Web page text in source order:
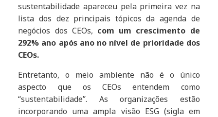
sustentabilidade apareceu pela primeira vez na
lista dos dez principais tópicos da agenda de
negócios dos CEOs, com um crescimento de
292% ano após ano no nível de prioridade dos
CEOs.
Entretanto, o meio ambiente não é o único
aspecto que os CEOs entendem como
“sustentabilidade”. As organizações estão
incorporando uma ampla visão ESG (sigla em